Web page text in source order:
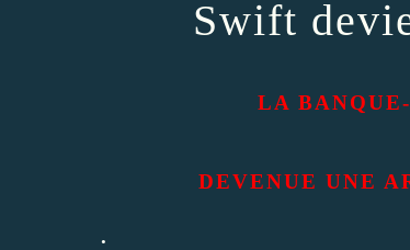
Swift
LA
DEVENUE UNE
.